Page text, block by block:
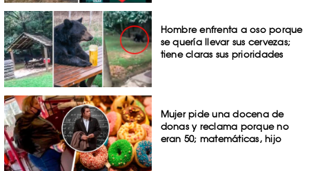
Hombre enfrenta a oso porque
se quería llevar sus cervezas;
tiene claras sus prioridades
Mujer pide una docena de
donas y reclama porque no
eran 50; matemáticas, hijo